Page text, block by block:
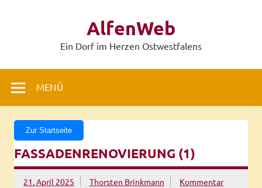
AlfenWeb
Ein Dorf im Herzen Ostwestfalens
MENÜ
Zur Startseite
FASSADENRENOVIERUNG (1)
21. April 2025 Thorsten Brinkmann
Kommentar